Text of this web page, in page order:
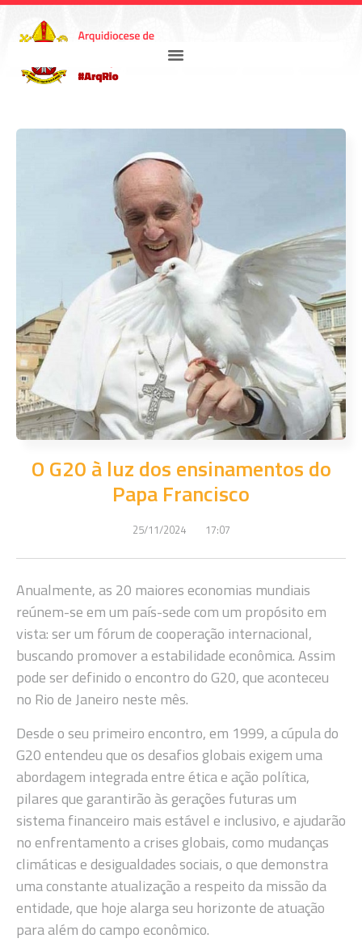
O G20 à luz dos ensinamentos do
Papa Francisco
25/11/2024 17:07
Anualmente, as 20 maiores economias mundiais
reúnem-se em um país-sede com um propósito em
vista: ser um fórum de cooperação internacional,
buscando promover a estabilidade econômica. Assim
pode ser definido o encontro do G20, que aconteceu
no Rio de Janeiro neste mês.
Desde o seu primeiro encontro, em 1999, a cúpula do
G20 entendeu que os desafios globais exigem uma
abordagem integrada entre ética e ação política,
pilares que garantirão às gerações futuras um
sistema financeiro mais estável e inclusivo, e ajudarão
no enfrentamento a crises globais, como mudanças
climáticas e desigualdades sociais, o que demonstra
uma constante atualização a respeito da missão da
entidade, que hoje alarga seu horizonte de atuação
para além do campo econômico.